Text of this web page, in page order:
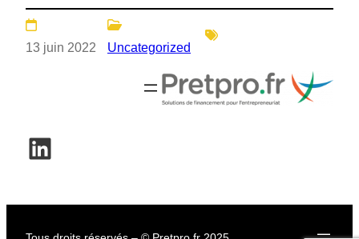
13 juin 2022 Uncategorized
LinkedIn